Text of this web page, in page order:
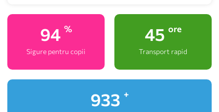
100 %
Sigure pentru copii
48 ore
Transport rapid
1,000